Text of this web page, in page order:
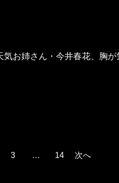
気お姉さん・今井春花、胸
3 … 14 次へ